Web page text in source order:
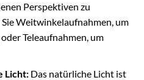
Perspektiven zu
Weitwinkelaufnahmen, um
Teleaufnahmen, um
Licht:Das natürliche Licht ist